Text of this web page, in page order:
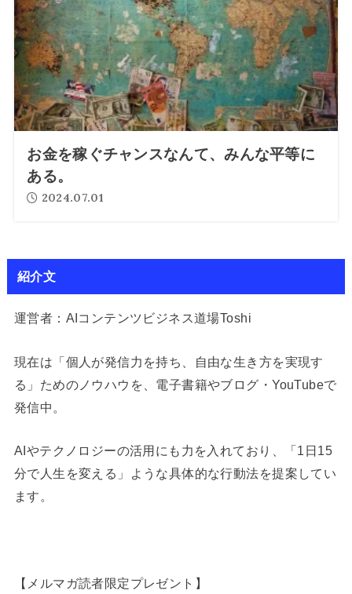
お金を稼ぐチャンスなんて、みんな平等に
ある。
2024.07.01
紹介文
運営者：AIコンテンツビジネス道場Toshi
現在は「個人が発信力を持ち、自由な生き方を実現す
る」ためのノウハウを、電子書籍やブログ・YouTubeで
発信中。
AIやテクノロジーの活用にも力を入れており、「1日15
分で人生を変える」ような具体的な行動法を提案してい
ます。
【メルマガ読者限定プレゼント】